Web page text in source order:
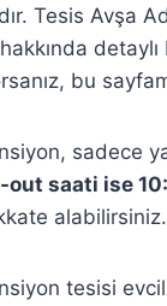
Tesis Avşa
bu
sadece
out saati ise
alabilirsiniz.
tesisi